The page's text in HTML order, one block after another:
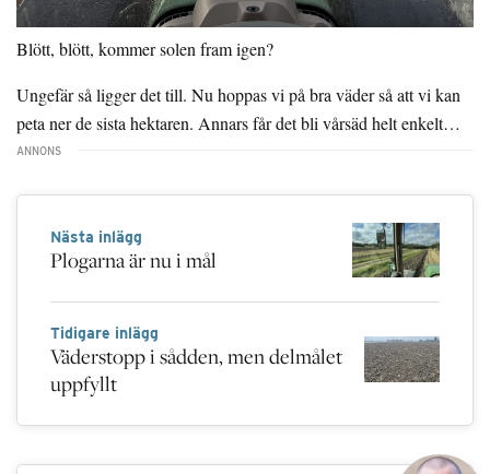
Blött, blött, kommer solen fram igen?
Ungefär så ligger det till. Nu hoppas vi på bra väder så att vi kan
peta ner de sista hektaren. Annars får det bli vårsäd helt enkelt…
Nästa inlägg
Plogarna är nu i mål
Tidigare inlägg
Väderstopp i sådden, men delmålet
uppfyllt